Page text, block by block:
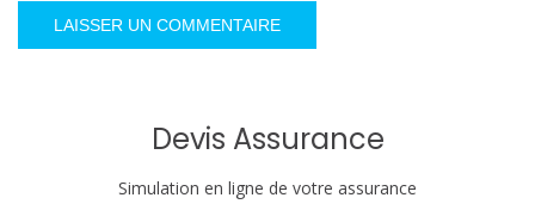
Devis Assurance
Simulation en ligne de votre assurance